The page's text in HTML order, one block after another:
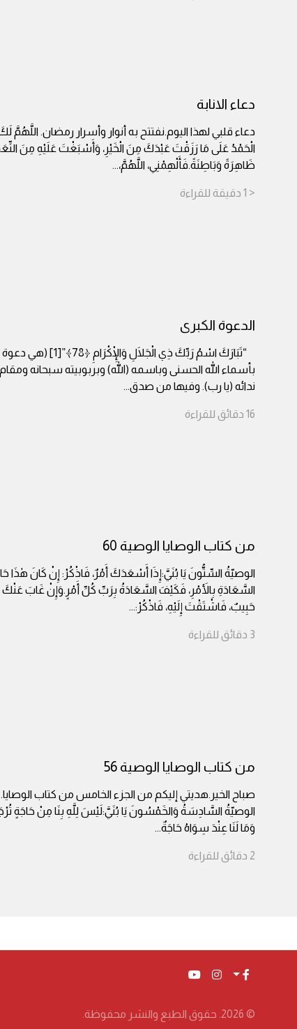
دعاء الانابة
دعاء قلبي لهذا اليوم.نفتتح به أنوار وأسرار رمضان. اللَّهُمَّ
الْحَمْدُ عَلَى مَا رَزَقْتَ عَبْدَكَ مِنَ الْخَيْرِ، وَأَسْبَغْتَ عَلَيْهِ مِنَ
ظَاهِرَةً وَبَاطِنَةً.فَأَلْهِمْنِي، اللَّهُمَّ،...
< 1 دقيقة للقراءة
الدعوة الكبرى
“تَبَارَكَ اسْمُ رَبِّكَ ذِي الْجَلَالِ وَالْإِكْرَامِ ﴿78﴾”[1] (هي دعوة
بأسماء الله الحسنى وباسمه (الله) وبربوبيته سبحانه ومقام
ندائه (يا رب). وفيها من صدق...
16 دقائق للقراءة
من كتاب الوصايا الوصية 60
الوصيّةُ السِّتُّونَ يَا بُنَيَّ:إِذَا أَسْعَدَكَ أَمْرٌ، فَاذْكُرْ: إِنْ كَانَ هٰذَا
السَّعَادَةِ بِالأَمْرِ، فَكَيْفَ السَّعَادَةُ بِرَبِّ كُلِّ أَمْرٍ.وَإِنْ غَابَ عَنْكَ
حَبِيبٌ، فَاشْتَقْتَ إِلَيْهِ، فَاذْكُرْ:...
3 دقائق للقراءة
من كتاب الوصايا الوصية 56
صباح الخير.هديتي إليكم من الجزء الخامس من كتاب الوصايا.
الوصيّةُ السَّادِسَةُ وَالخَمْسُونَ يَا بُنَيَّ:لَيْسَ لِلَّهِ بِنَا مِنْ حَاجَةٍ
وَمَا لَنَا عِنْدَ سِوَاهُ حَاجَةٌ...
2 دقائق للقراءة
© 2026. حقوق الطبع والنشر محفوظة.